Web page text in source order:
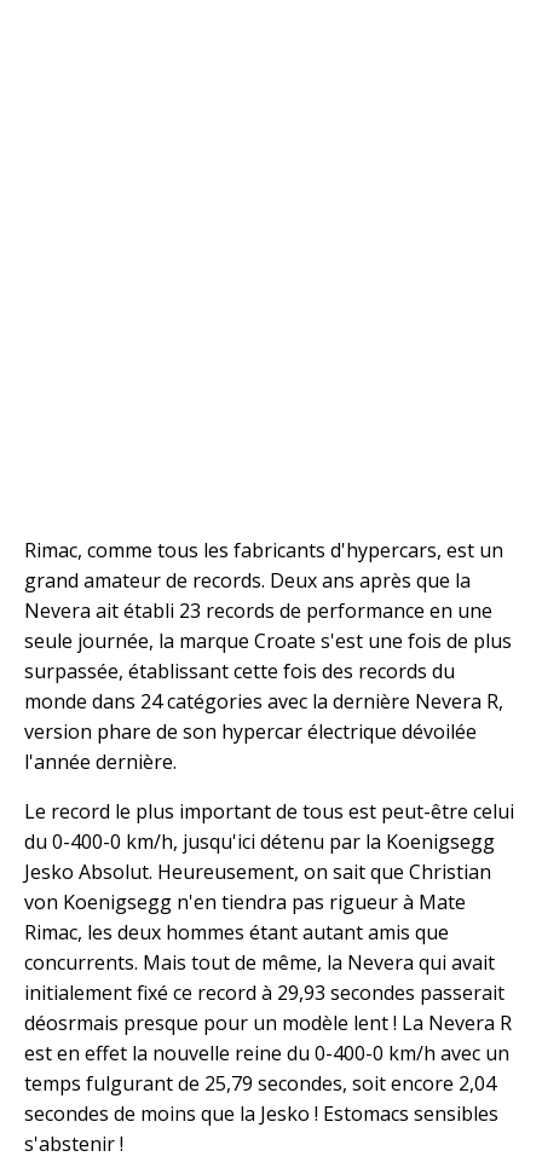
Rimac, comme tous les fabricants d'hypercars, est un
grand amateur de records. Deux ans après que la
Nevera ait établi 23 records de performance en une
seule journée, la marque Croate s'est une fois de plus
surpassée, établissant cette fois des records du
monde dans 24 catégories avec la dernière Nevera R,
version phare de son hypercar électrique dévoilée
l'année dernière.
Le record le plus important de tous est peut-être celui
du 0-400-0 km/h, jusqu'ici détenu par la Koenigsegg
Jesko Absolut. Heureusement, on sait que Christian
von Koenigsegg n'en tiendra pas rigueur à Mate
Rimac, les deux hommes étant autant amis que
concurrents. Mais tout de même, la Nevera qui avait
initialement fixé ce record à 29,93 secondes passerait
déosrmais presque pour un modèle lent ! La Nevera R
est en effet la nouvelle reine du 0-400-0 km/h avec un
temps fulgurant de 25,79 secondes, soit encore 2,04
secondes de moins que la Jesko ! Estomacs sensibles
s'abstenir !